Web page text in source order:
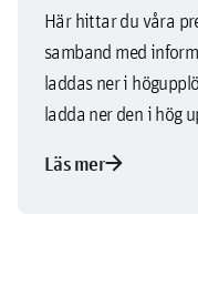
Här hittar du våra
samband med
laddas ner i
ladda ner den i hög
Läs merarrow_forward